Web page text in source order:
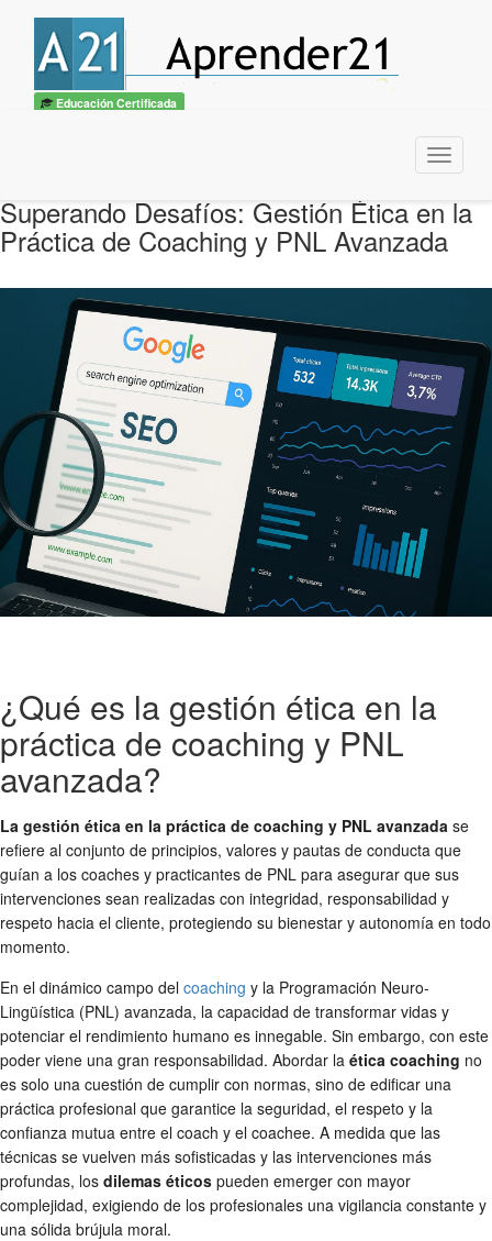
Educación Certificada
Menu
Superando Desafíos: Gestión Ética en la
Práctica de Coaching y PNL Avanzada
¿Qué es la gestión ética en la
práctica de coaching y PNL
avanzada?
La gestión ética en la práctica de coaching y PNL avanzada se
refiere al conjunto de principios, valores y pautas de conducta que
guían a los coaches y practicantes de PNL para asegurar que sus
intervenciones sean realizadas con integridad, responsabilidad y
respeto hacia el cliente, protegiendo su bienestar y autonomía en todo
momento.
En el dinámico campo del coaching y la Programación Neuro-
Lingüística (PNL) avanzada, la capacidad de transformar vidas y
potenciar el rendimiento humano es innegable. Sin embargo, con este
poder viene una gran responsabilidad. Abordar la ética coaching no
es solo una cuestión de cumplir con normas, sino de edificar una
práctica profesional que garantice la seguridad, el respeto y la
confianza mutua entre el coach y el coachee. A medida que las
técnicas se vuelven más sofisticadas y las intervenciones más
profundas, los dilemas éticos pueden emerger con mayor
complejidad, exigiendo de los profesionales una vigilancia constante y
una sólida brújula moral.